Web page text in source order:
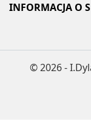
INFORMACJA O
© 2026 -